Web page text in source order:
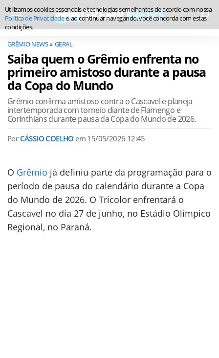
GRÊMIO NEWS GERAL
Saiba quem o Grêmio enfrenta no
primeiro amistoso durante a pausa
da Copa do Mundo
Grêmio confirma amistoso contra o Cascavel e planeja
intertemporada com torneio diante de Flamengo e
Corinthians durante pausa da Copa do Mundo de 2026.
Por CÁSSIO COELHO em 15/05/2026 12:45
O Grêmio já definiu parte da programação para o
período de pausa do calendário durante a Copa
do Mundo de 2026. O Tricolor enfrentará o
Cascavel no dia 27 de junho, no Estádio Olímpico
Regional, no Paraná.
Utilizamos cookies essenciais e tecnologias semelhantes de acordo com nossa
Política de Privacidadee, ao continuar navegando, você concorda com estas
condições.